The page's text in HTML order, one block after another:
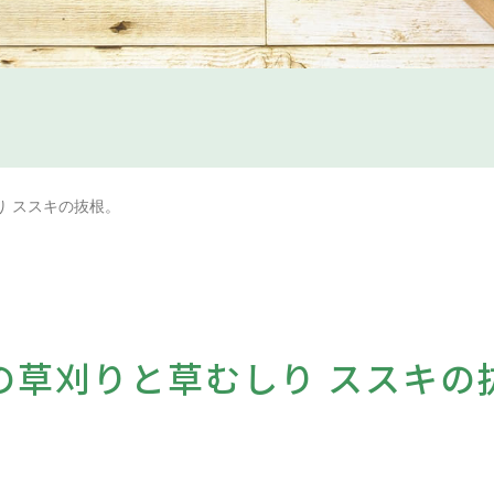
ススキの抜根。
草刈りと草むしり ススキの